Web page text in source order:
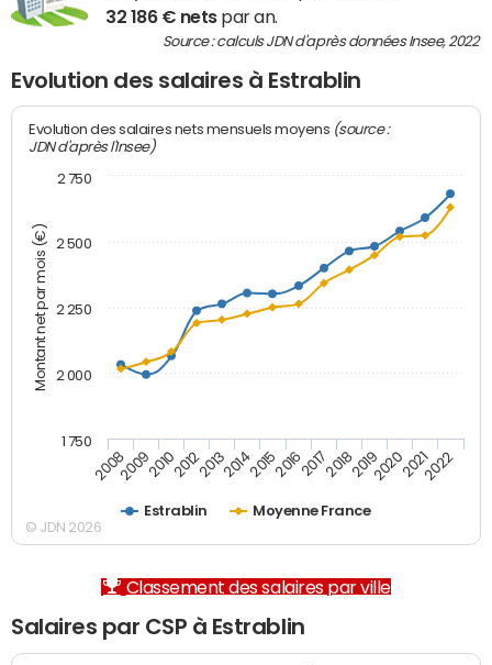
32 186 € netspar an.
Source : calculs JDN d'après données Insee, 2022
Evolution des salaires à Estrablin
Montant net par mois (€)
Evolution des salaires nets mensuels moyens (source :
JDN d'après l'Insee)
Estrablin Moyenne France
20082009201020122013201420152016201720182019202020212022
2 000
1 750
2 250
2 500
2 750
© JDN 2026
Classement des salaires par ville
Salaires par CSP à Estrablin